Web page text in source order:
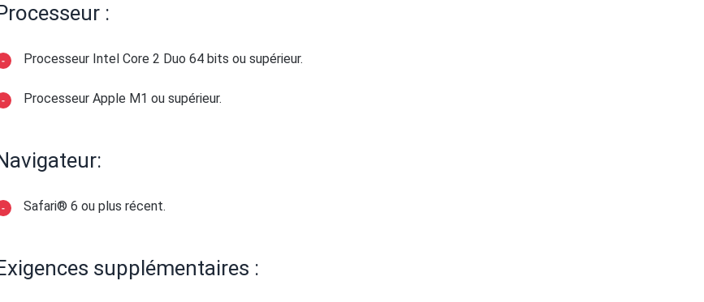
:
Processeur Intel Core 2 Duo 64 bits ou supérieur.
Processeur Apple M1 ou supérieur.
Safari® 6 ou plus récent.
supplémentaires :